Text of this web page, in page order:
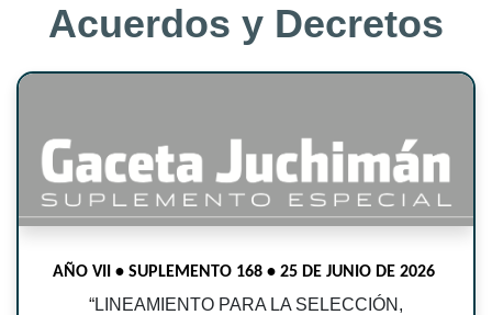
Acuerdos y Decretos
AÑO VII • SUPLEMENTO 168 • 25 DE JUNIO DE 2026
“LINEAMIENTO PARA LA SELECCIÓN,